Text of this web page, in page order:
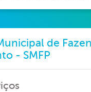
de
- SMFP